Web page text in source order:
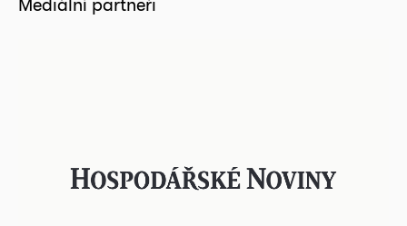
Mediální partneři